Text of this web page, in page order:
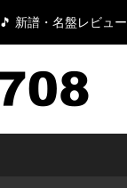
🎵 新譜・名盤レビュー